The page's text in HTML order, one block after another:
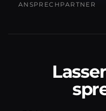
ANSPRECHPARTNER